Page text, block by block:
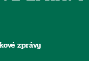
zprávy